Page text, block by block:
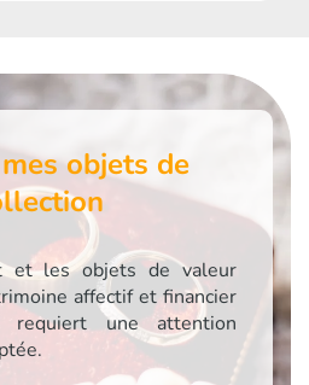
mes objets de
et les objets de valeur
affectif et financier
une attention